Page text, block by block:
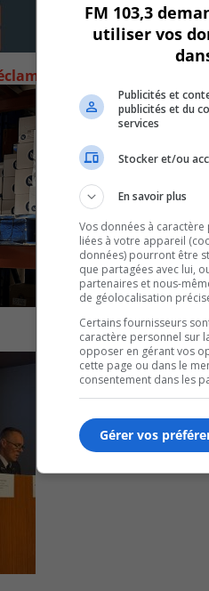
une enquête publique
FM 103,3
utiliser vos
Publicités et
publicités et du
services
Stocker et/ou
En savoir plus
Vos données à
liées à votre appareil
données) pourront être
que partagées avec lui,
partenaires et nous-
de géolocalisation
Certains fournisseurs
caractère personnel sur
opposer en gérant vos
cette page ou dans le
consentement dans les
Gérer vos